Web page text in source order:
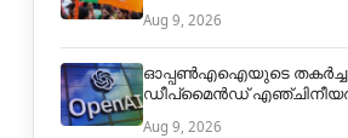
Aug 9, 2026
ഓപ്പൺഎഐയുടെ തകർച്ച
ഡീപ്മൈൻഡ്
Aug 9, 2026